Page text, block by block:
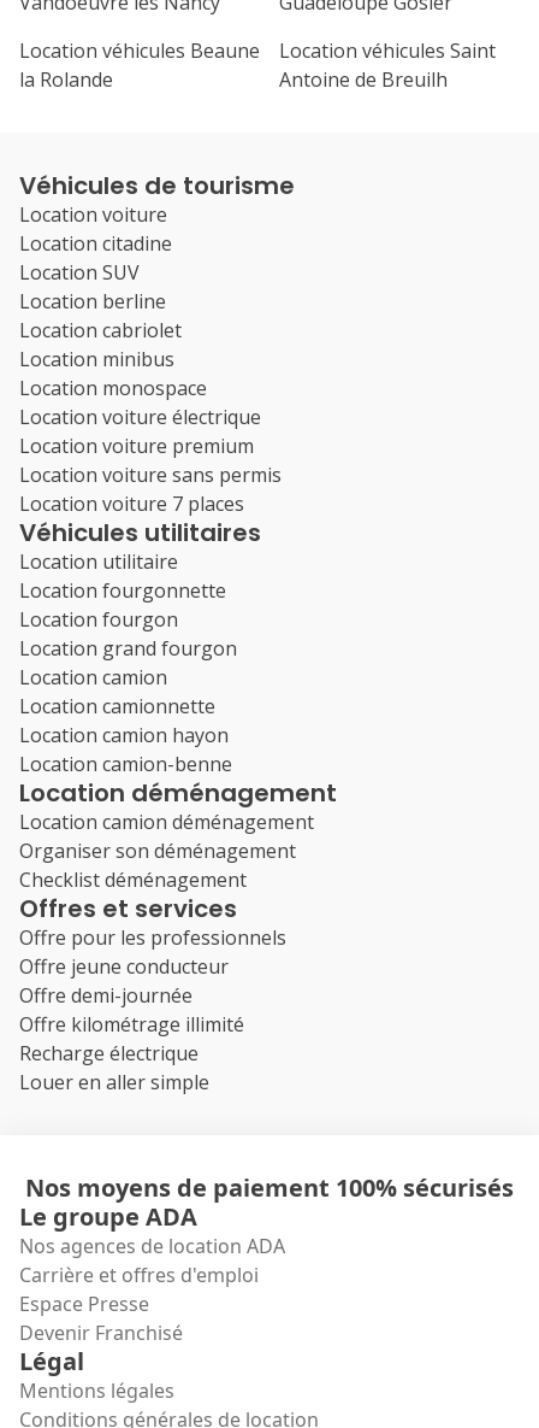
Location véhicules Beaune
la Rolande
Location véhicules Saint
Antoine de Breuilh
Véhicules de tourisme
Location voiture
Location citadine
Location SUV
Location berline
Location cabriolet
Location minibus
Location monospace
Location voiture électrique
Location voiture premium
Location voiture sans permis
Location voiture 7 places
Véhicules utilitaires
Location utilitaire
Location fourgonnette
Location fourgon
Location grand fourgon
Location camion
Location camionnette
Location camion hayon
Location camion-benne
Location déménagement
Location camion déménagement
Organiser son déménagement
Checklist déménagement
Offres et services
Offre pour les professionnels
Offre jeune conducteur
Offre demi-journée
Offre kilométrage illimité
Recharge électrique
Louer en aller simple
Nos moyens de paiement 100% sécurisés
Le groupe ADA
Nos agences de location ADA
Carrière et offres d'emploi
Espace Presse
Devenir Franchisé
Légal
Mentions légales
Conditions générales de location